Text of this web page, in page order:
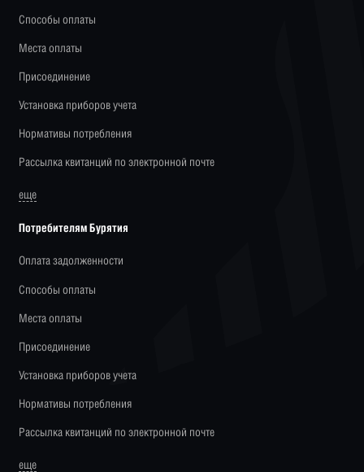
Способы оплаты
Места оплаты
Присоединение
Установка приборов учета
Нормативы потребления
Рассылка квитанций по электронной почте
еще
Потребителям Бурятия
Оплата задолженности
Способы оплаты
Места оплаты
Присоединение
Установка приборов учета
Нормативы потребления
Рассылка квитанций по электронной почте
еще